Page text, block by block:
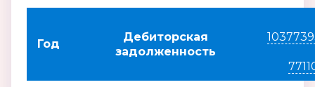
Год
Дебиторская
задолженность